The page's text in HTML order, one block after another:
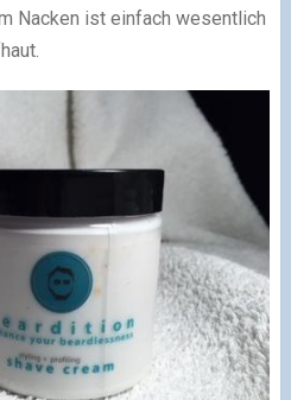
Nacken ist einfach wesentlich